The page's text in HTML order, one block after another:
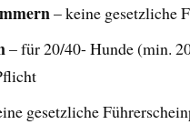
– keine gesetzliche
– für 20/40- Hunde (min.
gesetzliche